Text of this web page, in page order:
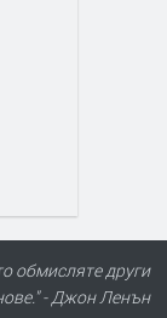
обмисляте други
- Джон Ленън